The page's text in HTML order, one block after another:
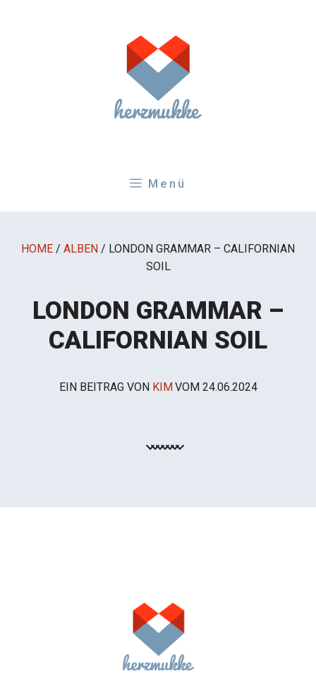
Menü
HOME / ALBEN / LONDON GRAMMAR – CALIFORNIAN
SOIL
LONDON GRAMMAR –
CALIFORNIAN SOIL
EIN BEITRAG VON KIMVOM 24.06.2024